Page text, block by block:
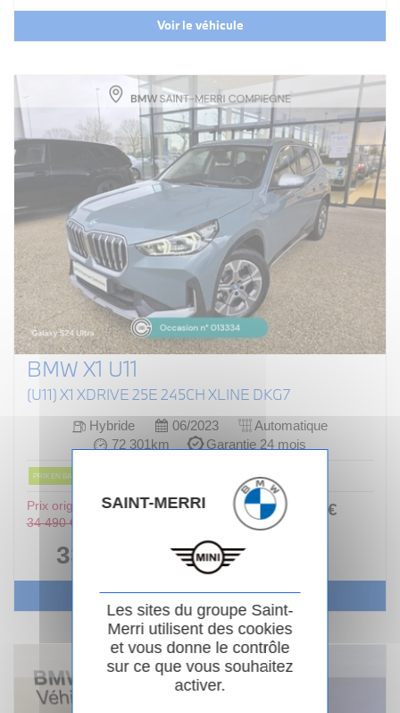
Voir le véhicule
BMW X1 U11
(U11) X1 XDRIVE 25E 245CH XLINE DKG7
Hybride 06/2023
Automatique
72 301km
Garantie 24 mois
PRIX EN BAISSE
Prix original :
34 490 €
33 990 €
ou376 €
/ mois
Voir le véhicule
SAINT-MERRI
Les sites du groupe Saint-
Merri utilisent des cookies
et vous donne le contrôle
sur ce que vous souhaitez
activer.